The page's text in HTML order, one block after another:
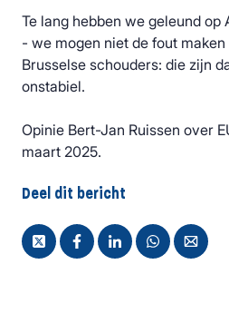
Te lang hebben we geleund
- we mogen niet de fout
Brusselse schouders: die zijn
onstabiel.
Opinie Bert-Jan Ruissen over
maart 2025.
Deel dit bericht